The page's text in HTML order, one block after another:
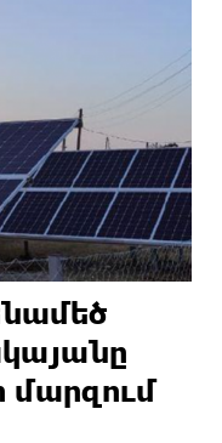
մարզում